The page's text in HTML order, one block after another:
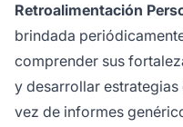
Retroalimentación
brindada
comprender sus
y desarrollar
vez de informes